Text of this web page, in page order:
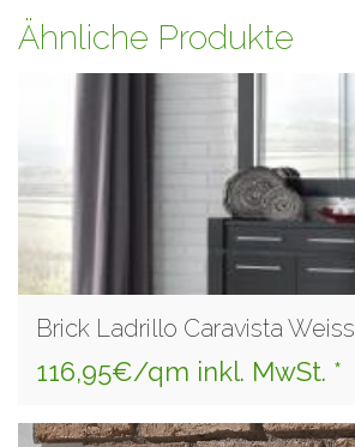
Ähnliche Produkte
Brick Ladrillo Caravista Weiss
116,95€/qm inkl. MwSt. *